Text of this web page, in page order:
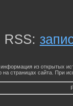
RSS:
из открытых
страницах сайта. При